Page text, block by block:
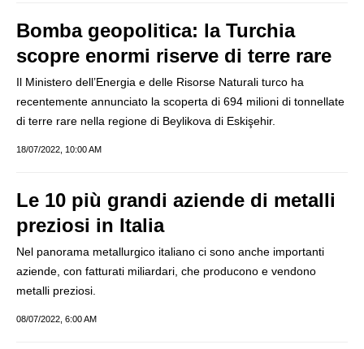
Bomba geopolitica: la Turchia
scopre enormi riserve di terre rare
Il Ministero dell’Energia e delle Risorse Naturali turco ha
recentemente annunciato la scoperta di 694 milioni di tonnellate
di terre rare nella regione di Beylikova di Eskişehir.
18/07/2022, 10:00 AM
Le 10 più grandi aziende di metalli
preziosi in Italia
Nel panorama metallurgico italiano ci sono anche importanti
aziende, con fatturati miliardari, che producono e vendono
metalli preziosi.
08/07/2022, 6:00 AM